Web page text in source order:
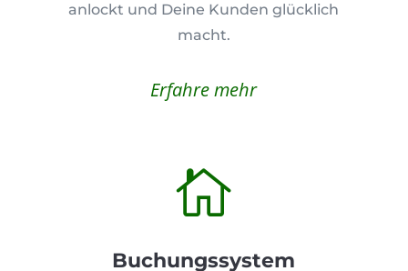
anlockt und Deine Kunden glücklich
macht.
Erfahre mehr

Buchungssystem